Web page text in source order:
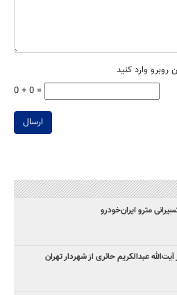
وارد کنید
0 + 0 =
ارسال
مترو ایران‌خودرو
آیت‌الله عبدالکریم حائری از شهردار تهران